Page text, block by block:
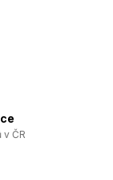
ČR